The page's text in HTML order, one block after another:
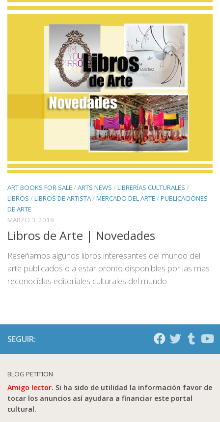
ART BOOKS FOR SALE /ARTS NEWS /LIBRERÍAS CULTURALES /
LIBROS /LIBROS DE ARTISTA/MERCADO DEL ARTE /PUBLICACIONES
DE ARTE
MARZO 3, 2019
Libros de Arte | Novedades
Reseñamos algunos libros interesantes del mundo del
arte publicados o a estar pronto disponibles por las mas
reconocidas editoriales culturales del mundo.
SEGUIR:
BLOG PETITION
Amigo lector. Si ha sido de utilidad la información favor de
tocar los anuncios así ayudara a financiar este portal
cultural.